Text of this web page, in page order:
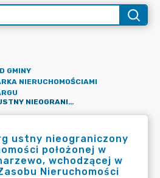
GMINY
NIERUCHOMOŚCIAMI
PIERWSZY PRZETARG USTNY NIEOGRANICZONY NA NAJEM NIERUCHOMOŚCI POŁOŻONEJ W MIEJSCOWOŚCI KONARZEWO, WCHODZĄCEJ W SKŁAD GMINNEGO ZASOBU NIERUCHOMOŚCI
ustny nieograniczony
położonej w
wchodzącej w
Nieruchomości